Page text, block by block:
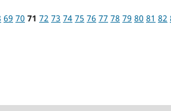
69 70 71 72 73 74 75 76 77 78 79 80 81 82